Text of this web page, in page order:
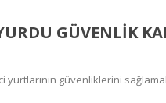
GÜVENLIK
yurtlarının güvenliklerini